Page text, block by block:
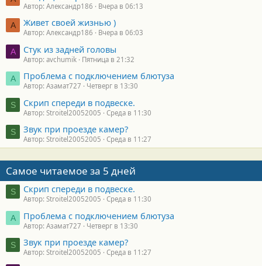
Автор: Александр186 Вчера в 06:13
А Живет своей жизнью )
Автор: Александр186 Вчера в 06:03
A Стук из задней головы
Автор: avchumik Пятница в 21:32
А Проблема с подключением блютуза
Автор: Азамат727 Четверг в 13:30
S Скрип спереди в подвеске.
Автор: Stroitel20052005 Среда в 11:30
S Звук при проезде камер?
Автор: Stroitel20052005 Среда в 11:27
Самое читаемое за 5 дней
S Скрип спереди в подвеске.
Автор: Stroitel20052005 Среда в 11:30
А Проблема с подключением блютуза
Автор: Азамат727 Четверг в 13:30
S Звук при проезде камер?
Автор: Stroitel20052005 Среда в 11:27